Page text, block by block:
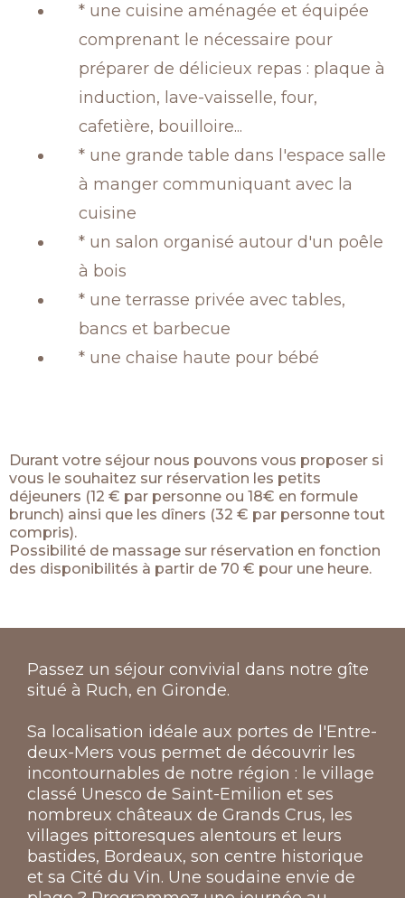
* une cuisine aménagée et équipée
comprenant le nécessaire pour
préparer de délicieux repas : plaque à
induction, lave-vaisselle, four,
cafetière, bouilloire...
* une grande table dans l'espace salle
à manger communiquant avec la
cuisine
* un salon organisé autour d'un poêle
à bois
* une terrasse privée avec tables,
bancs et barbecue
* une chaise haute pour bébé
Durant votre séjour nous pouvons vous proposer si
vous le souhaitez sur réservation les petits
déjeuners (12 € par personne ou 18€ en formule
brunch) ainsi que les dîners (32 € par personne tout
compris).
Possibilité de massage sur réservation en fonction
des disponibilités à partir de 70 € pour une heure.
Passez un séjour convivial dans notre gîte
situé à Ruch, en Gironde.
Sa localisation idéale aux portes de l'Entre-
deux-Mers vous permet de découvrir les
incontournables de notre région : le village
classé Unesco de Saint-Emilion et ses
nombreux châteaux de Grands Crus, les
villages pittoresques alentours et leurs
bastides, Bordeaux, son centre historique
et sa Cité du Vin. Une soudaine envie de